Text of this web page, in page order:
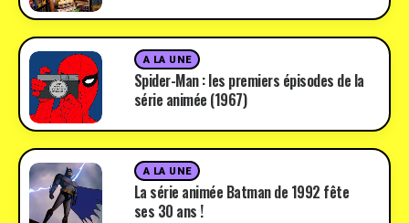
A LA UNE
Spider-Man : les premiers épisodes de la
série animée (1967)
A LA UNE
La série animée Batman de 1992 fête
ses 30 ans !